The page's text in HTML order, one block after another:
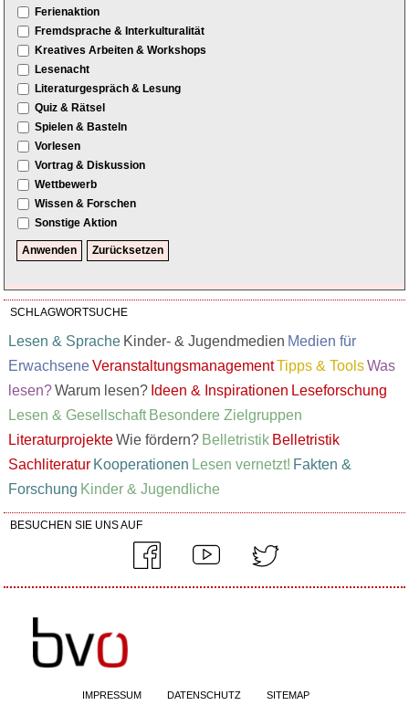
Ferienaktion
Fremdsprache & Interkulturalität
Kreatives Arbeiten & Workshops
Lesenacht
Literaturgespräch & Lesung
Quiz & Rätsel
Spielen & Basteln
Vorlesen
Vortrag & Diskussion
Wettbewerb
Wissen & Forschen
Sonstige Aktion
SCHLAGWORTSUCHE
Lesen & Sprache Kinder- & Jugendmedien Medien für
Erwachsene VeranstaltungsmanagementTipps & Tools Was
lesen? Warum lesen? Ideen & Inspirationen Leseforschung
Lesen & Gesellschaft Besondere Zielgruppen
Literaturprojekte Wie fördern? Belletristik Belletristik
Sachliteratur Kooperationen Lesen vernetzt! Fakten &
Forschung Kinder & Jugendliche
BESUCHEN SIE UNS AUF
IMPRESSUM DATENSCHUTZ SITEMAP